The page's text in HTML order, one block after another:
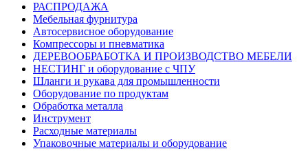
РАСПРОДАЖА
Мебельная фурнитура
Автосервисное оборудование
Компрессоры и пневматика
ДЕРЕВООБРАБОТКА И ПРОИЗВОДСТВО МЕБЕЛИ
НЕСТИНГ и оборудование с ЧПУ
Шланги и рукава для промышленности
Оборудование по продуктам
Обработка металла
Инструмент
Расходные материалы
Упаковочные материалы и оборудование